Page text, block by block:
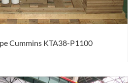
Cummins KTA38-P1100